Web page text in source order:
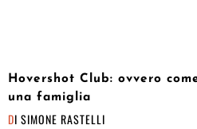
Hovershot Club: ovvero
una famiglia
DI SIMONE RASTELLI